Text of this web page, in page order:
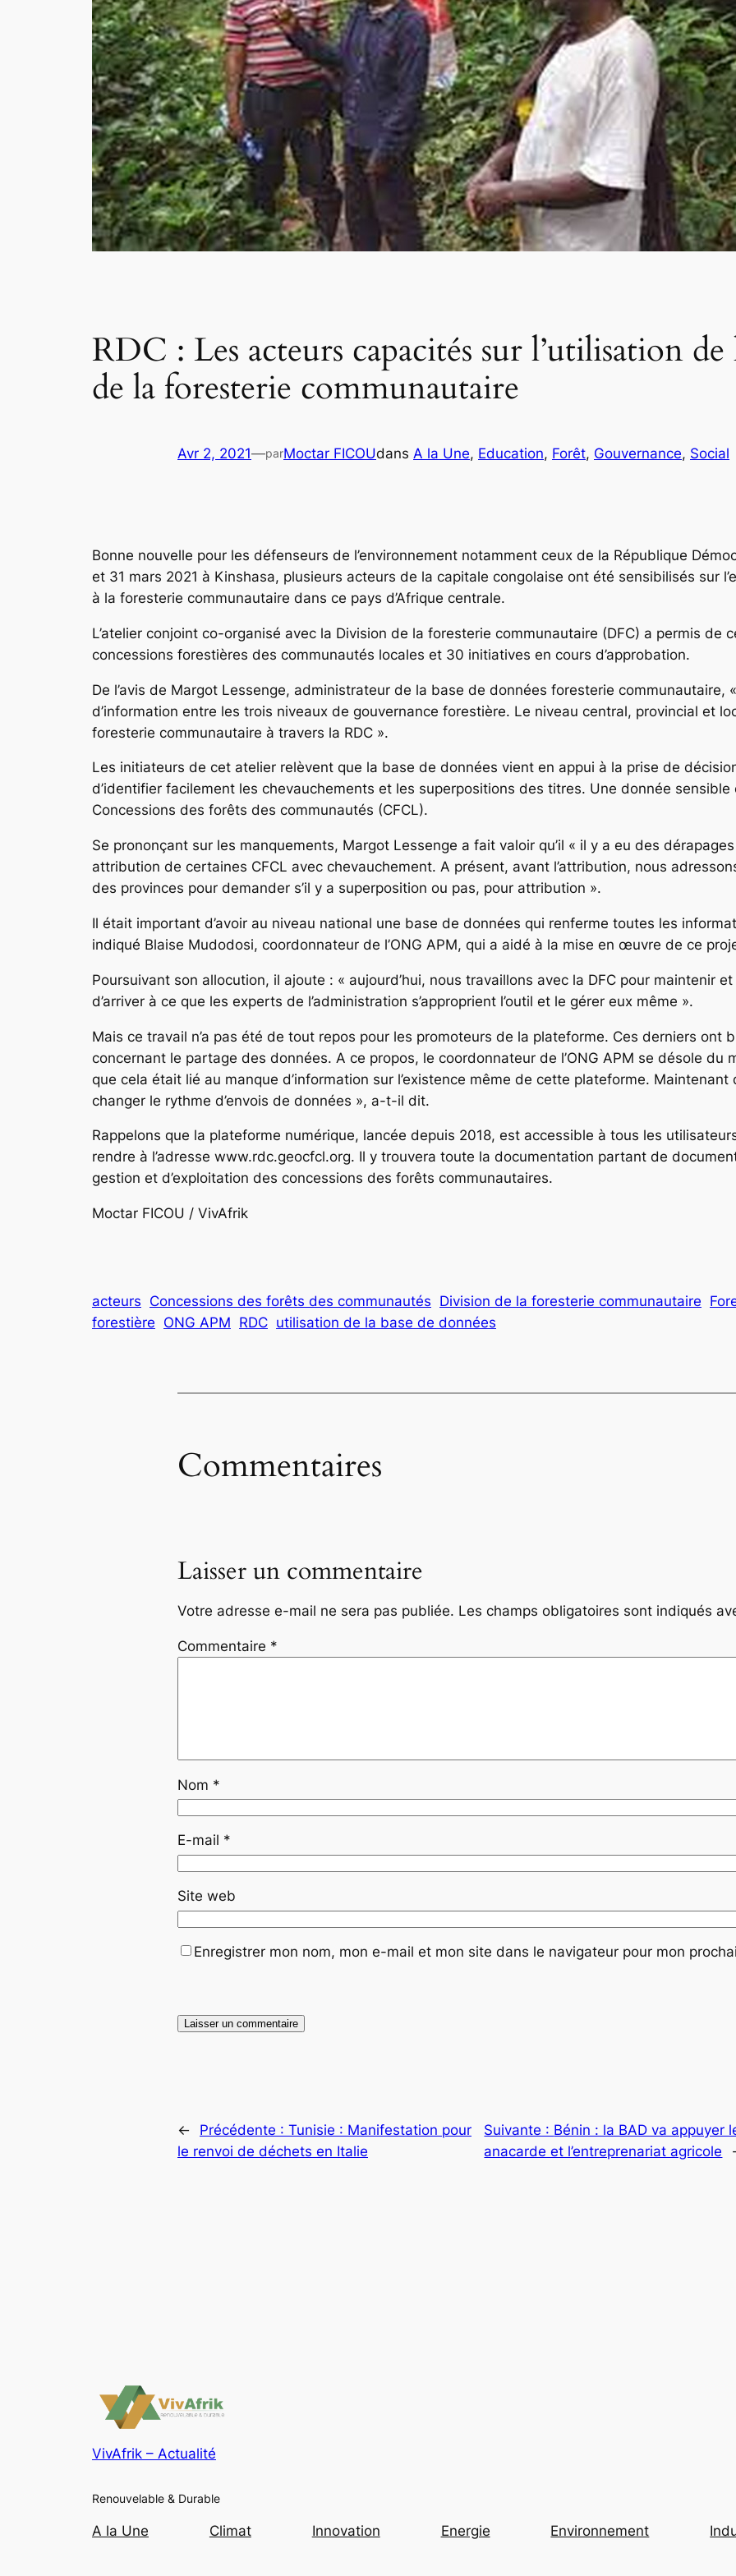
RDC : Les acteurs capacités sur l’utilisation de
de la foresterie communautaire
Avr 2, 2021—parMoctar FICOUdans A la Une, Education, Forêt, Gouvernance, Social
Bonne nouvelle pour les défenseurs de l’environnement notamment ceux de la République
et 31 mars 2021 à Kinshasa, plusieurs acteurs de la capitale congolaise ont été sensibilisés sur
à la foresterie communautaire dans ce pays d’Afrique centrale.
L’atelier conjoint co-organisé avec la Division de la foresterie communautaire (DFC) a permis de
concessions forestières des communautés locales et 30 initiatives en cours d’approbation.
De l’avis de Margot Lessenge, administrateur de la base de données foresterie communautaire,
d’information entre les trois niveaux de gouvernance forestière. Le niveau central, provincial et
foresterie communautaire à travers la RDC ».
Les initiateurs de cet atelier relèvent que la base de données vient en appui à la prise de
d’identifier facilement les chevauchements et les superpositions des titres. Une donnée
Concessions des forêts des communautés (CFCL).
Se prononçant sur les manquements, Margot Lessenge a fait valoir qu’il « il y a eu des dérapages
attribution de certaines CFCL avec chevauchement. A présent, avant l’attribution, nous
des provinces pour demander s’il y a superposition ou pas, pour attribution ».
Il était important d’avoir au niveau national une base de données qui renferme toutes les
indiqué Blaise Mudodosi, coordonnateur de l’ONG APM, qui a aidé à la mise en œuvre de ce
Poursuivant son allocution, il ajoute : « aujourd’hui, nous travaillons avec la DFC pour maintenir
d’arriver à ce que les experts de l’administration s’approprient l’outil et le gérer eux même ».
Mais ce travail n’a pas été de tout repos pour les promoteurs de la plateforme. Ces derniers ont
concernant le partage des données. A ce propos, le coordonnateur de l’ONG APM se désole du
que cela était lié au manque d’information sur l’existence même de cette plateforme. Maintenant
changer le rythme d’envois de données », a-t-il dit.
Rappelons que la plateforme numérique, lancée depuis 2018, est accessible à tous les
rendre à l’adresse www.rdc.geocfcl.org. Il y trouvera toute la documentation partant de
gestion et d’exploitation des concessions des forêts communautaires.
Moctar FICOU / VivAfrik
acteurs Concessions des forêts des communautés Division de la foresterie communautaire
forestière ONG APM RDC utilisation de la base de données
Commentaires
Laisser un commentaire
Votre adresse e-mail ne sera pas publiée. Les champs obligatoires sont indiqués
Commentaire *
Nom *
E-mail *
Site web
Enregistrer mon nom, mon e-mail et mon site dans le navigateur pour mon
← Précédente : Tunisie : Manifestation pour
le renvoi de déchets en Italie
Suivante : Bénin : la BAD va appuyer
anacarde et l’entreprenariat agricole
VivAfrik – Actualité
Renouvelable & Durable
A la Une Climat Innovation Energie Environnement